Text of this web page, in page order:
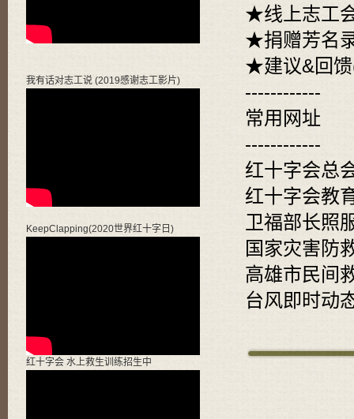
★线上志工
★捐赠芳名
★建议&回
------------
常用网址
------------
红十字会总
红十字会教
卫福部长照
国家灾害防
高雄市民间
台风即时动
我有话对志工说 (2019感谢志工影片)
KeepClapping(2020世界红十字日)
红十字会 水上救生训练招生中